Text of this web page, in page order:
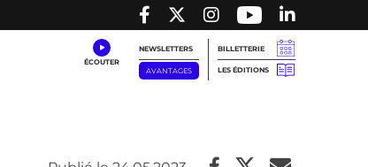
NEWSLETTERS
AVANTAGES
BILLETTERIE
LES ÉDITIONS